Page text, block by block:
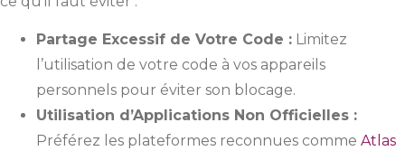
Partage Excessif de Votre Code : Limitez
l’utilisation de votre code à vos appareils
personnels pour éviter son blocage.
Utilisation d’Applications Non Officielles :
Préférez les plateformes reconnues comme Atlas